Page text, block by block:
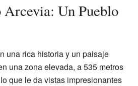
Arcevia: Un Pueblo
una rica historia y un paisaje
una zona elevada, a 535 metros
que le da vistas impresionantes